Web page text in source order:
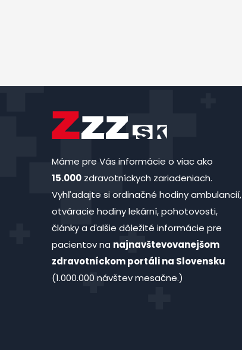
Máme pre Vás informácie o viac ako
15.000 zdravotníckych zariadeniach.
Vyhľadajte si ordinačné hodiny ambulancií,
otváracie hodiny lekární, pohotovosti,
články a ďalšie dôležité informácie pre
pacientov na najnavštevovanejšom
zdravotníckom portáli na Slovensku
(1.000.000 návštev mesačne.)